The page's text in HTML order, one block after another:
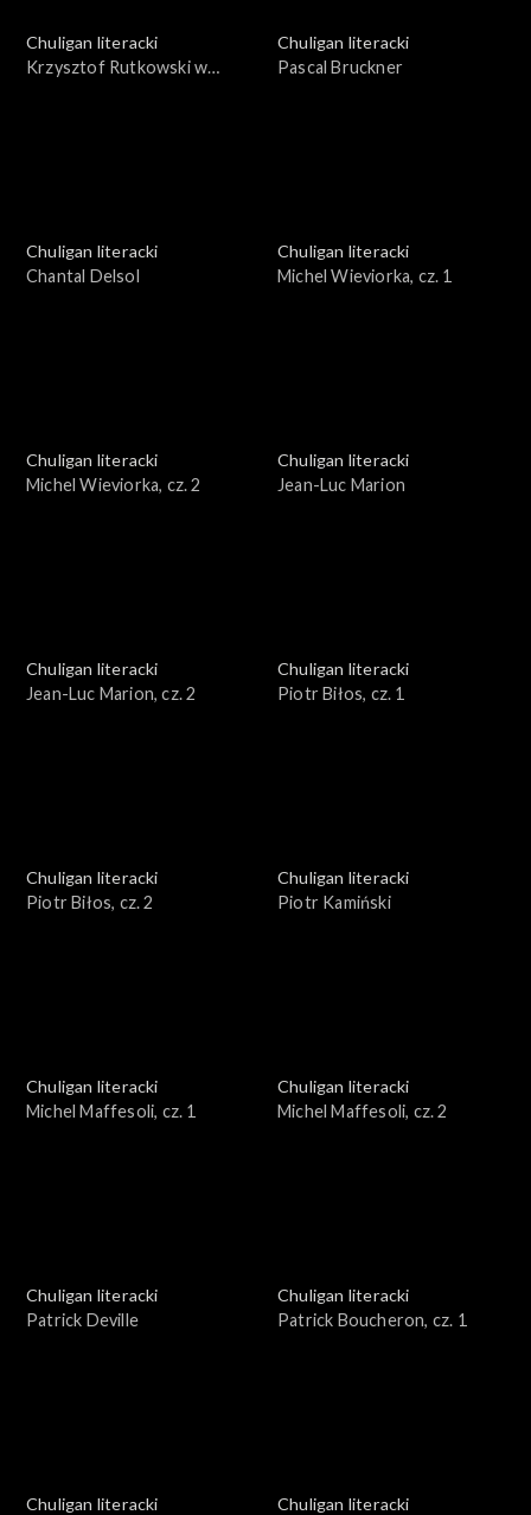
Chuligan literacki
Krzysztof Rutkowski w
Chuligan literacki
Pascal Bruckner
Chuligan literacki
Chantal Delsol
Chuligan literacki
Michel Wieviorka, cz. 1
Chuligan literacki
Michel Wieviorka, cz. 2
Chuligan literacki
Jean-Luc Marion
Chuligan literacki
Jean-Luc Marion, cz. 2
Chuligan literacki
Piotr Biłos, cz. 1
Chuligan literacki
Piotr Biłos, cz. 2
Chuligan literacki
Piotr Kamiński
Chuligan literacki
Michel Maffesoli, cz. 1
Chuligan literacki
Michel Maffesoli, cz. 2
Chuligan literacki
Patrick Deville
Chuligan literacki
Patrick Boucheron, cz. 1
Chuligan literacki
Chuligan literacki